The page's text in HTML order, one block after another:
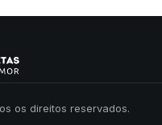
os direitos reservados.